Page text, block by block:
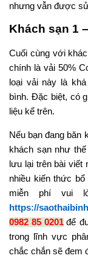
nhưng vẫn được
Khách sạn 1
Cuối cùng với
chính là vải 50%
loại vải này là
bình. Đặc biệt, có
liệu kể trên.
Nếu bạn đang băn
khách sạn như
lưu lại trên bài viết
nhiều kiến thức
miễn phí vui
https://
0982 85 0201 để
trong lĩnh vực
chắc chắn sẽ đem